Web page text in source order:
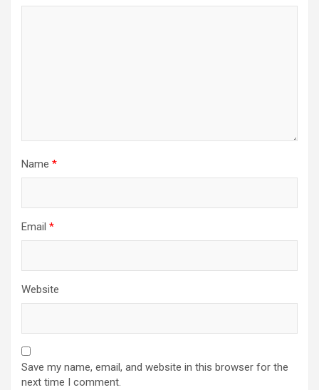
Name *
Email *
Website
Save my name, email, and website in this browser for the
next time I comment.